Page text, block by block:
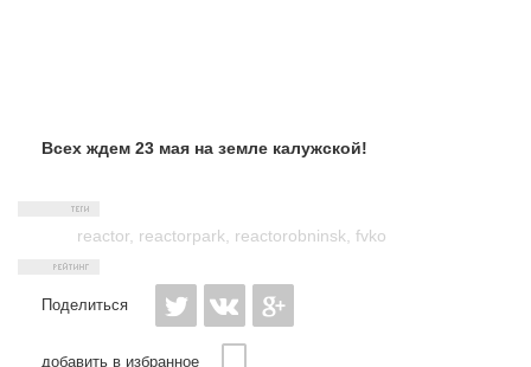
Всех ждем 23 мая на земле калужской!
reactor reactorpark reactorobninsk fvko
Поделиться
добавить в избранное